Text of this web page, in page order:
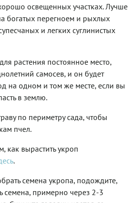
освещенных участках. Лучше
богатых перегноем и рыхлых
и легких суглинистых
растения постоянное место,
самосев, и он будет
на одном и том же месте, если вы
в землю.
по периметру сада, чтобы
пчел.
как вырастить укроп
.
семена укропа, подождите,
семена, примерно через 2-3